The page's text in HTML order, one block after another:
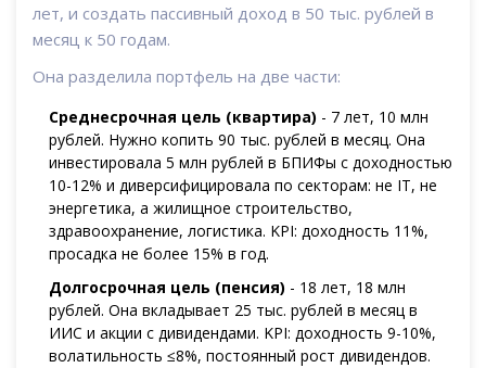
лет, и создать пассивный доход в 50 тыс. рублей в
месяц к 50 годам.
Она разделила портфель на две части:
Среднесрочная цель (квартира) - 7 лет, 10 млн
рублей. Нужно копить 90 тыс. рублей в месяц. Она
инвестировала 5 млн рублей в БПИФы с доходностью
10-12% и диверсифицировала по секторам: не IT, не
энергетика, а жилищное строительство,
здравоохранение, логистика. KPI: доходность 11%,
просадка не более 15% в год.
Долгосрочная цель (пенсия) - 18 лет, 18 млн
рублей. Она вкладывает 25 тыс. рублей в месяц в
ИИС и акции с дивидендами. KPI: доходность 9-10%,
волатильность ≤8%, постоянный рост дивидендов.